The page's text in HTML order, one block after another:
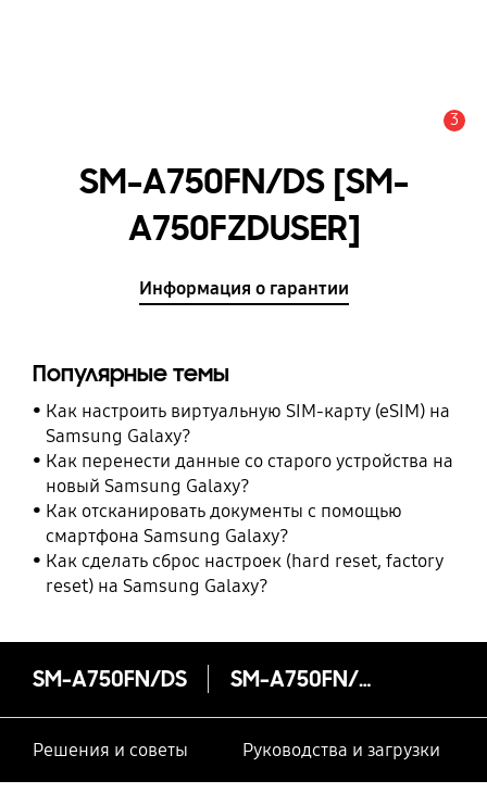
3
SM-A750FN/DS [SM-
A750FZDUSER]
Информация о гарантии
Популярные темы
Как настроить виртуальную SIM-карту (eSIM) на
Samsung Galaxy?
Как перенести данные со старого устройства на
новый Samsung Galaxy?
Как отсканировать документы с помощью
смартфона Samsung Galaxy?
Как сделать сброс настроек (hard reset, factory
reset) на Samsung Galaxy?
SM-A750FN/DS SM-A750FN/DS
Решения и советы Руководства и загрузки